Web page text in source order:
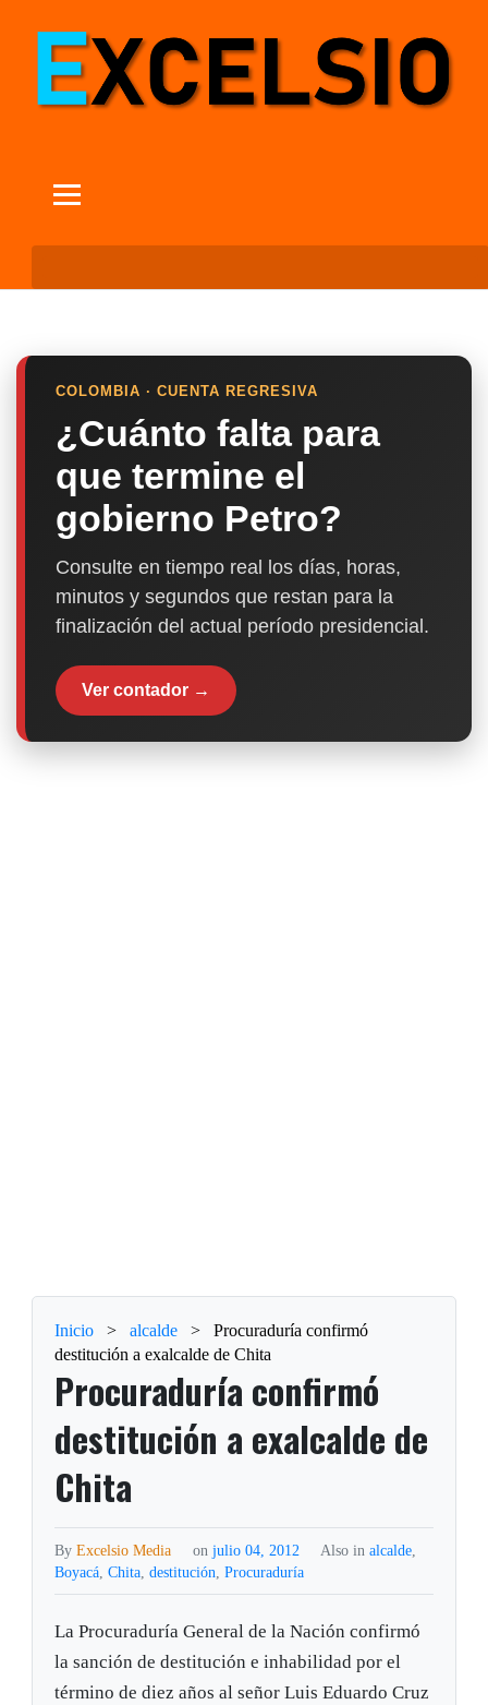
COLOMBIA · CUENTA REGRESIVA
¿Cuánto falta para
que termine el
gobierno Petro?
Consulte en tiempo real los días, horas,
minutos y segundos que restan para la
finalización del actual período presidencial.
Ver contador →
Inicio > alcalde >
Procuraduría confirmó
destitución a exalcalde de Chita
Procuraduría confirmó
destitución a exalcalde de
Chita
ByExcelsio Media on julio 04, 2012 Also in alcalde,
Boyacá,Chita,destitución,Procuraduría
La Procuraduría General de la Nación confirmó
la sanción de destitución e inhabilidad por el
término de diez años al señor Luis Eduardo Cruz